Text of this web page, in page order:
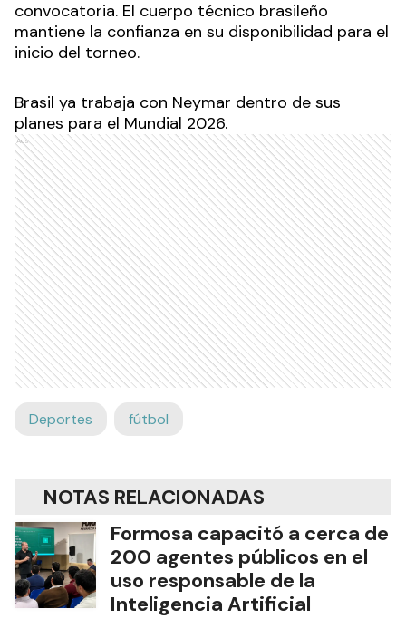
convocatoria. El cuerpo técnico brasileño
mantiene la confianza en su disponibilidad para el
inicio del torneo.
Brasil ya trabaja con Neymar dentro de sus
planes para el Mundial 2026.
Ads
Deportes fútbol
NOTAS RELACIONADAS
Formosa capacitó a cerca de
200 agentes públicos en el
uso responsable de la
Inteligencia Artificial